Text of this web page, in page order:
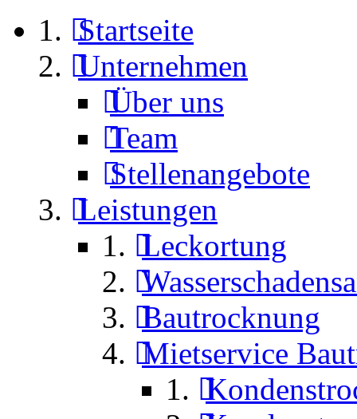
Startseite
Unternehmen
Über uns
Team
Stellenangebote
Leistungen
Leckortung
Bautrocknung
Mietservice